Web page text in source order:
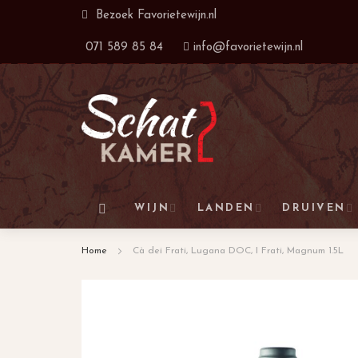
Ga
naar
inhoud
Bezoek Favorietewijn.nl
071 589 85 84 info@favorietewijn.nl
WIJN LANDEN DRUIVEN
Home Cà dei Frati, Lugana DOC, I Frati, Magnum 1.5L